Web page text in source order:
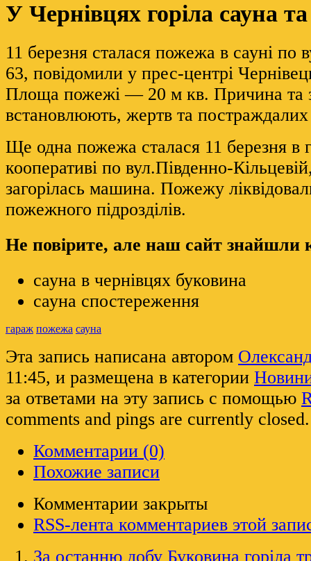
У Чернівцях горіла сауна
11 березня сталася пожежа в сауні по
63, повідомили у прес-центрі
Площа пожежі — 20 м кв. Причина та
встановлюють, жертв та
Ще одна пожежа сталася 11 березня в
кооперативі по вул.Південно-
загорілась машина. Пожежу
пожежного підрозділів.
Не повірите, але наш сайт
сауна в чернівцях буковина
сауна спостереження
гараж пожежа сауна
Эта запись написана автором
11:45, и размещена в категории
за ответами на эту запись с помощью
comments and pings are currently closed.
Комментарии (0)
Похожие записи
Комментарии закрыты
RSS-лента комментариев этой
За останню добу Буковина горіла